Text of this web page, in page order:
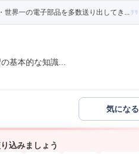
世界一の電子部品を多数送り出してき...
基本的な知識...
気になる
込みましょう